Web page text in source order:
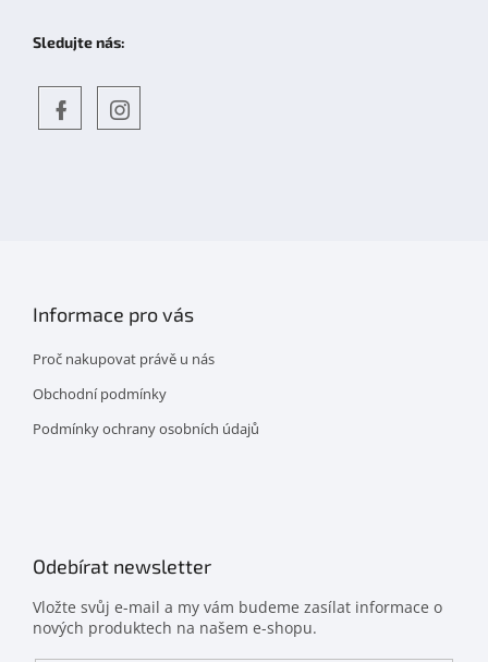
Sledujte nás:
Informace pro vás
Proč nakupovat právě u nás
Obchodní podmínky
Podmínky ochrany osobních údajů
Odebírat newsletter
Vložte svůj e-mail a my vám budeme zasílat informace o
nových produktech na našem e-shopu.